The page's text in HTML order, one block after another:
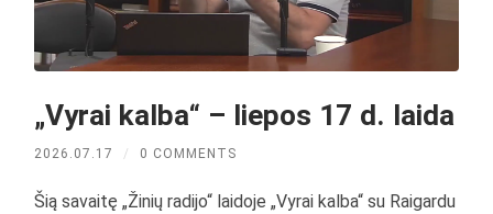
„Vyrai kalba“ – liepos 17 d. laida
2026.07.17 / 0 COMMENTS
Šią savaitę „Žinių radijo“ laidoje „Vyrai kalba“ su Raigardu